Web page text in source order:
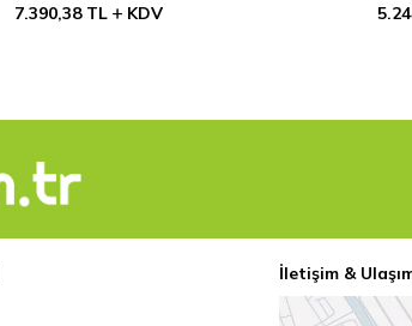
7.390,38TL KDV
İletişim &